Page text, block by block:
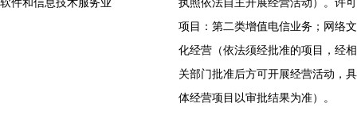
项目：第二类增值电信业务；网络文
化经营（依法须经批准的项目，经相
关部门批准后方可开展经营活动，具
体经营项目以审批结果为准）。